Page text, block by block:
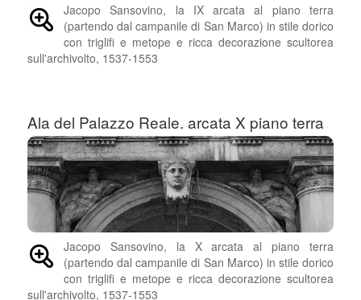
Jacopo Sansovino, la IX arcata al piano terra
(partendo dal campanile di San Marco) in stile dorico
con triglifi e metope e ricca decorazione scultorea
sull'archivolto, 1537-1553
Ala del Palazzo Reale. arcata X piano terra
Jacopo Sansovino, la X arcata al piano terra
(partendo dal campanile di San Marco) in stile dorico
con triglifi e metope e ricca decorazione scultorea
sull'archivolto, 1537-1553